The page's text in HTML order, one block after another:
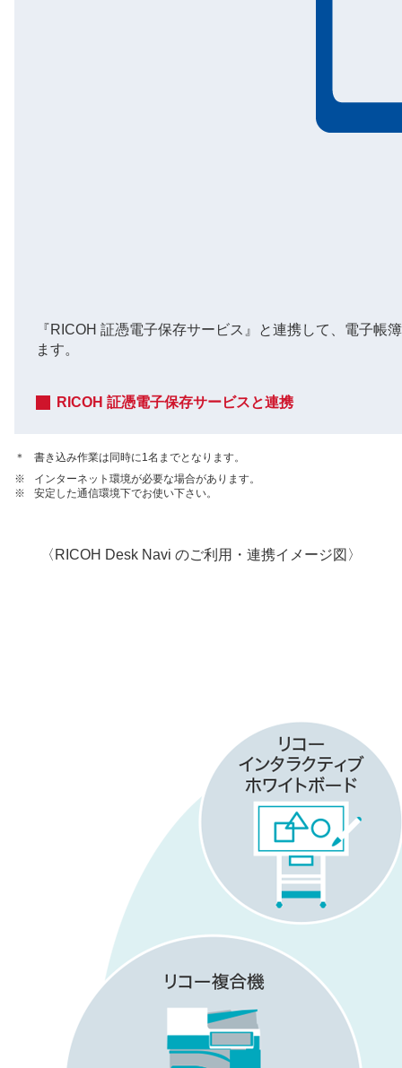
『RICOH 証憑電子保存サービス』と連携して、電子
ます。
RICOH 証憑電子保存サービスと連携
＊
書き込み作業は同時に1名までとなります。
※
インターネット環境が必要な場合があります。
※
安定した通信環境下でお使い下さい。
〈RICOH Desk Navi のご利用・連携イメージ図〉